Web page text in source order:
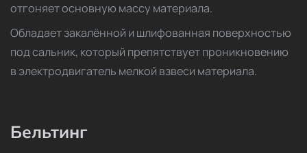
отгоняет основную массу материала.
Обладает закалённой и шлифованная поверхностью
под сальник, который препятствует проникновению
в электродвигатель мелкой взвеси материала.
Бельтинг